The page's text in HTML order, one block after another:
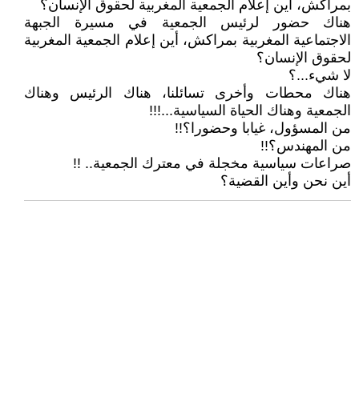
بمراكش، أين إعلام الجمعية المغربية لحقوق الإنسان؟
هناك حضور لرئيس الجمعية في مسيرة الجبهة
الاجتماعية المغربية بمراكش، أين إعلام الجمعية المغربية
لحقوق الإنسان؟
لا شيء...؟
هناك محطات وأخرى تسائلنا، هناك الرئيس وهناك
الجمعية وهناك الحياة السياسية...!!!
من المسؤول، غيابا وحضورا؟!!
من المهندس؟!!
صراعات سياسية مخجلة في معترك الجمعية.. !!
أين نحن وأين القضية؟